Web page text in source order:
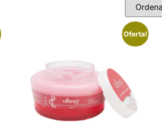
Oferta!